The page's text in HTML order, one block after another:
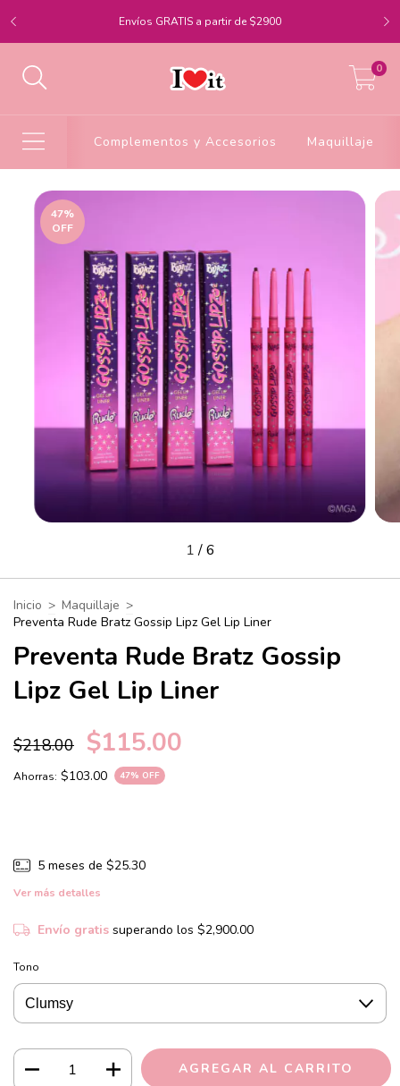
Envíos GRATIS a partir de $2900
0
Complementos y Accesorios Maquillaje
47%
OFF
1/6
Inicio > Maquillaje >
Preventa Rude Bratz Gossip Lipz Gel Lip Liner
Preventa Rude Bratz Gossip
Lipz Gel Lip Liner
$218.00 $115.00
Ahorras: $103.00 47% OFF
5 meses de $25.30
Ver más detalles
Envío gratis superando los $2,900.00
Tono